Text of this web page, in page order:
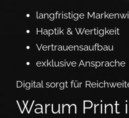
langfristige
Haptik & Wertigkeit
Vertrauensaufbau
exklusive Ansprache
Digital sorgt für
Warum Print